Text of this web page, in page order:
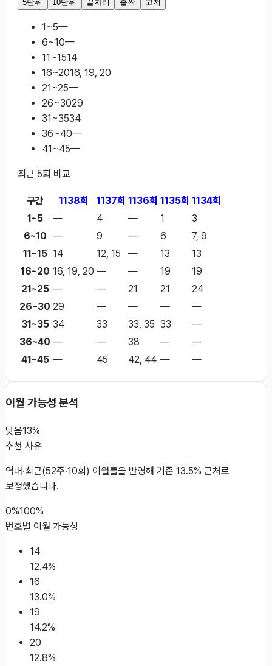
5단위 10단위 끝자리 홀짝 고저
1~5—
6~10—
11~1514
16~2016, 19, 20
21~25—
26~3029
31~3534
36~40—
41~45—
최근 5회 비교
구간 1138회 1137회 1136회 1135회 1134회
1~5
— 4 — 1
3
6~10 — 9 — 6
7, 9
11~15 14 12, 15 — 13
13
16~20 16, 19, 20 — — 19
19
21~25 — — 21 21
24
26~30 29 — — —
—
31~35 34 33 33, 35 33
—
36~40 — — 38 —
—
41~45 — 45 42, 44 — —
이월 가능성 분석
낮음13%
추천 사유
역대·최근(52주·10회) 이월률을 반영해 기준 13.5% 근처로
보정했습니다.
0%100%
번호별 이월 가능성
14
12.4%
16
13.0%
19
14.2%
20
12.8%